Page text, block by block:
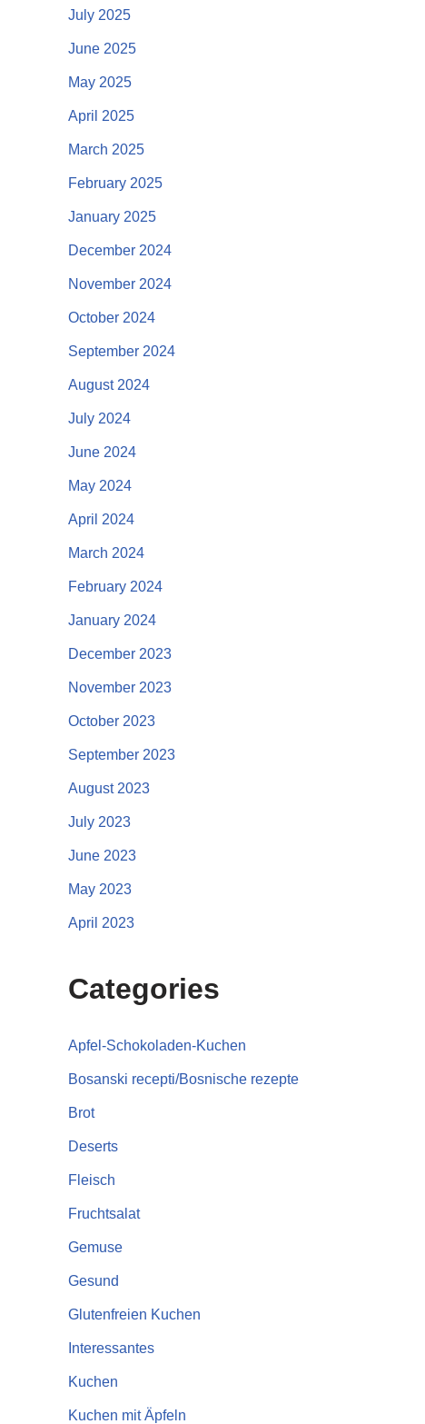
July 2025
June 2025
May 2025
April 2025
March 2025
February 2025
January 2025
December 2024
November 2024
October 2024
September 2024
August 2024
July 2024
June 2024
May 2024
April 2024
March 2024
February 2024
January 2024
December 2023
November 2023
October 2023
September 2023
August 2023
July 2023
June 2023
May 2023
April 2023
Categories
Apfel-Schokoladen-Kuchen
Bosanski recepti/Bosnische rezepte
Brot
Deserts
Fleisch
Fruchtsalat
Gemuse
Gesund
Glutenfreien Kuchen
Interessantes
Kuchen
Kuchen mit Äpfeln